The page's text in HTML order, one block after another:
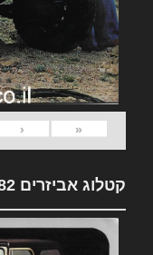
«
‹
קטלוג אביזרים 1982 Jeep